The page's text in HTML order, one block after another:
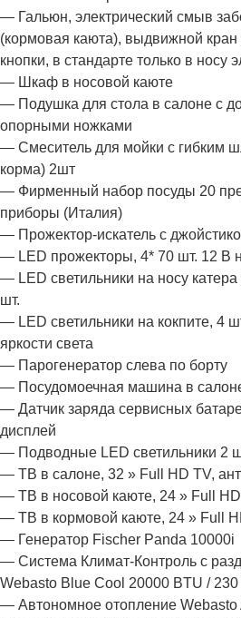
— Гальюн, электрический смыв
(кормовая каюта), выдвижной
кнопки, в стандарте только в носу
— Шкаф в носовой каюте
— Подушка для стола в салоне с
опорными ножками
— Смеситель для мойки с гибким
корма) 2шт
— Фирменный набор посуды 20
приборы (Италия)
— Прожектор-искатель с
— LED прожекторы, 4* 70 шт. 12 В
— LED светильники на носу
шт.
— LED светильники на кокпите, 4
яркости света
— Парогенератор слева по борту
— Посудомоечная машина в
— Датчик заряда сервисных
дисплей
— Подводные LED светильники 2
— TВ в салоне, 32 » Full HD TV,
— TВ в носовой каюте, 24 » Full
— TВ в кормовой каюте, 24 » Full
— Генератор Fischer Panda 10000i
— Система Климат-Контроль с
Webasto Blue Cool 20000 BTU /
— Автономное отопление Webasto